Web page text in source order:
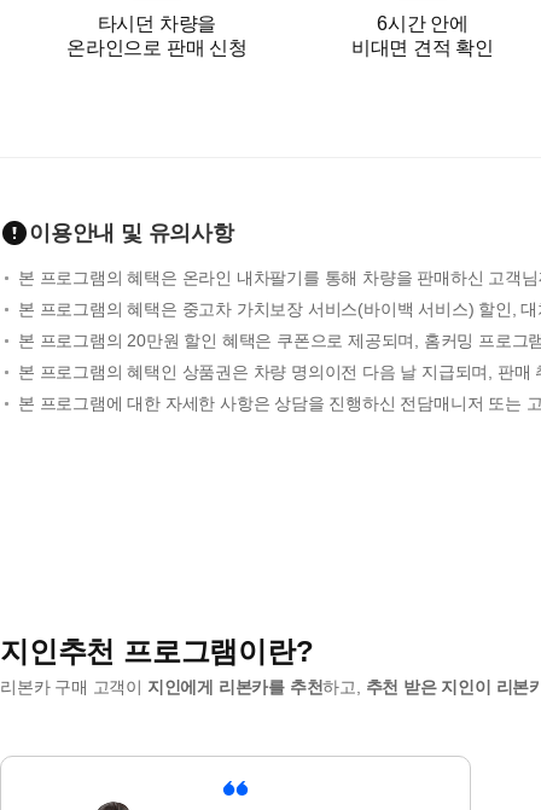
타시던 차량을
온라인으로 판매 신청
6시간 안에
비대면 견적 확인
이용안내 및 유의사항
본 프로그램의 혜택은 온라인 내차팔기를 통해 차량을 판매하신 고객
본 프로그램의 혜택은 중고차 가치보장 서비스(바이백 서비스) 할인,
본 프로그램의 20만원 할인 혜택은 쿠폰으로 제공되며, 홈커밍 프로그
본 프로그램의 혜택인 상품권은 차량 명의이전 다음 날 지급되며, 판
본 프로그램에 대한 자세한 사항은 상담을 진행하신 전담매니저 또는
지인추천 프로그램이란?
리본카 구매 고객이 지인에게 리본카를 추천하고, 추천 받은 지인이 리본